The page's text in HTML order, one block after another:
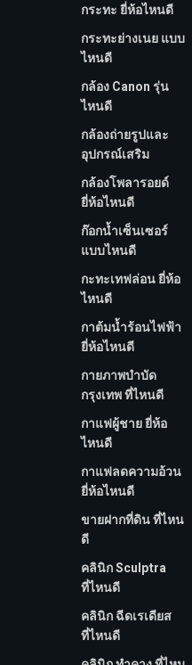
กระทะ ยี่ห้อไหนดี
กระทะย่างเนย แบบ
ไหนดี
กล้อง Canon รุ่น
ไหนดี
กล้องถ่ายรูปและ
อุปกรณ์เสริม
กล้องโพลารอยด์
ยี่ห้อไหนดี
ก๊อกน้ำเซ็นเซอร์
แบบไหนดี
กะทะเทฟล่อน ยี่ห้อ
ไหนดี
กาต้มน้ำร้อนไฟฟ้า
ยี่ห้อไหนดี
กายภาพบําบัด
กรุงเทพ ที่ไหนดี
กาแฟผู้ชาย ยี่ห้อ
ไหนดี
กาแฟลดความอ้วน
ยี่ห้อไหนดี
ขายฝากที่ดิน ที่ไหน
ดี
คลินิก Sculptra
ที่ไหนดี
คลินิก ฉีดเรเดียส
ที่ไหนดี